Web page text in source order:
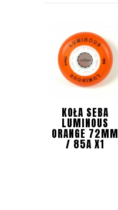
KOŁA SEBA
LUMINOUS
ORANGE 72MM
/ 85A X1